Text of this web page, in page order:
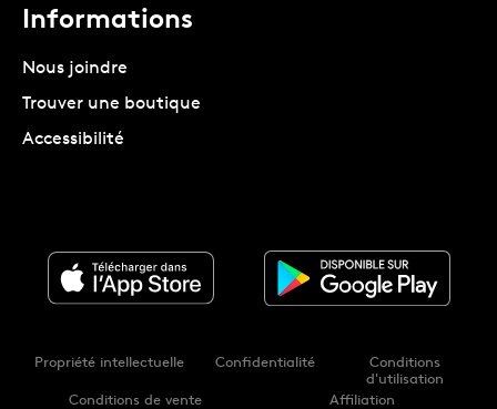
Informations
Nous joindre
Trouver une boutique
Accessibilité
Propriété intellectuelle Confidentialité
Conditions
d'utilisation
Conditions de vente
Affiliation